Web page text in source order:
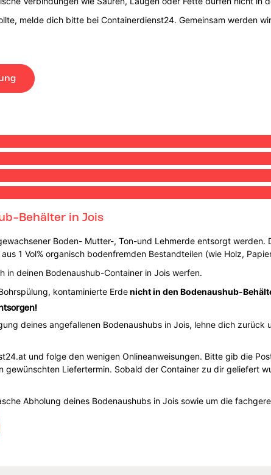
melde dich bitte bei Containerdienst24. Gemeinsam werden
Behälter in Jois
Boden- Mutter-, Ton-und Lehmerde entsorgt werden.
1 Vol% organisch bodenfremden Bestandteilen (wie Holz,
in deinen Bodenaushub-Container in Jois werfen.
kontaminierte Erdenicht in den Bodenaushub-
deines angefallenen Bodenaushubs in Jois, lehne dich
und folge den wenigen Onlineanweisungen. Bitte gib die
gewünschten Liefertermin. Sobald der Container zu dir geliefert
Abholung deines Bodenaushubs in Jois sowie um die